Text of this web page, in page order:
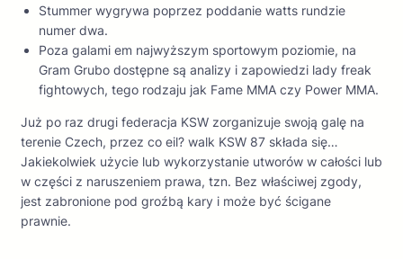
Stummer wygrywa poprzez poddanie watts rundzie
numer dwa.
Poza galami em najwyższym sportowym poziomie, na
Gram Grubo dostępne są analizy i zapowiedzi lady freak
fightowych, tego rodzaju jak Fame MMA czy Power MMA.
Już po raz drugi federacja KSW zorganizuje swoją galę na
terenie Czech, przez co eil? walk KSW 87 składa się…
Jakiekolwiek użycie lub wykorzystanie utworów w całości lub
w części z naruszeniem prawa, tzn. Bez właściwej zgody,
jest zabronione pod groźbą kary i może być ścigane
prawnie.